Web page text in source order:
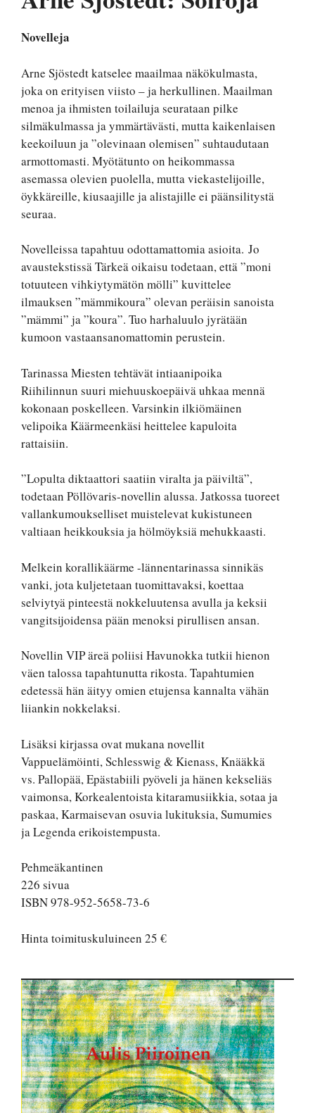
Novelleja
Arne Sjöstedt katselee maailmaa näkökulmasta,
joka on erityisen viisto – ja herkullinen. Maailman
menoa ja ihmisten toilailuja seurataan pilke
silmäkulmassa ja ymmärtävästi, mutta kaikenlaisen
keekoiluun ja ”olevinaan olemisen” suhtaudutaan
armottomasti. Myötätunto on heikommassa
asemassa olevien puolella, mutta viekastelijoille,
öykkäreille, kiusaajille ja alistajille ei päänsilitystä
seuraa.
Novelleissa tapahtuu odottamattomia asioita. Jo
avaustekstissä Tärkeä oikaisu todetaan, että ”moni
totuuteen vihkiytymätön mölli” kuvittelee
ilmauksen ”mämmikoura” olevan peräisin sanoista
”mämmi” ja ”koura”. Tuo harhaluulo jyrätään
kumoon vastaansanomattomin perustein.
Tarinassa Miesten tehtävät intiaanipoika
Riihilinnun suuri miehuuskoepäivä uhkaa mennä
kokonaan poskelleen. Varsinkin ilkiömäinen
velipoika Käärmeenkäsi heittelee kapuloita
rattaisiin.
”Lopulta diktaattori saatiin viralta ja päiviltä”,
todetaan Pöllövaris-novellin alussa. Jatkossa tuoreet
vallankumoukselliset muistelevat kukistuneen
valtiaan heikkouksia ja hölmöyksiä mehukkaasti.
Melkein korallikäärme -lännentarinassa sinnikäs
vanki, jota kuljetetaan tuomittavaksi, koettaa
selviytyä pinteestä nokkeluutensa avulla ja keksii
vangitsijoidensa pään menoksi pirullisen ansan.
Novellin VIP äreä poliisi Havunokka tutkii hienon
väen talossa tapahtunutta rikosta. Tapahtumien
edetessä hän äityy omien etujensa kannalta vähän
liiankin nokkelaksi.
Lisäksi kirjassa ovat mukana novellit
Vappuelämöinti, Schlesswig & Kienass, Knääkkä
vs. Pallopää, Epästabiili pyöveli ja hänen kekseliäs
vaimonsa, Korkealentoista kitaramusiikkia, sotaa ja
paskaa, Karmaisevan osuvia lukituksia, Sumumies
ja Legenda erikoistempusta.
Pehmeäkantinen
226 sivua
ISBN 978-952-5658-73-6
Hinta toimituskuluineen 25 €